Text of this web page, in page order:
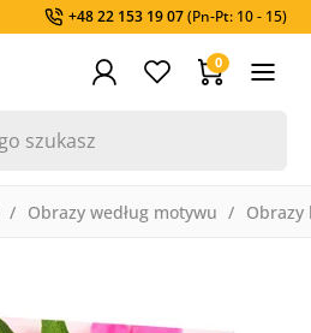
+48 22 153 19 07(Pn-Pt: 10 - 15)
0
Obrazy według motywu Obrazy